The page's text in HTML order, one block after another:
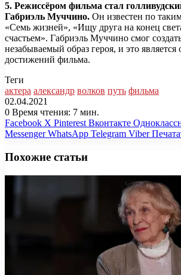
5. Режиссёром фильма стал
Габриэль Муччино. Он известен по
«Семь жизней», «Ищу друга на конец
счастьем». Габриэль Муччино смог
незабываемый образ героя, и это
достижений фильма.
Теги
актера александр волков путь фильма
02.04.2021
0 Время чтения: 7 мин.
Facebook X Pinterest Вконтакте
Messenger WhatsApp Telegram Viber
Похожие статьи